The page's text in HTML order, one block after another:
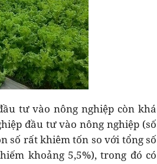
tư vào nông nghiệp còn khá
đầu tư vào nông nghiệp (số
số rất khiêm tốn so với tổng số
khoảng 5,5%), trong đó có